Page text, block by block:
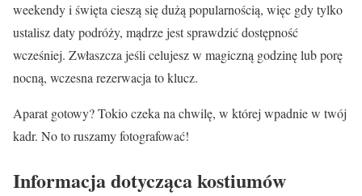
weekendy i święta cieszą się dużą popularnością, więc gdy tylko
ustalisz daty podróży, mądrze jest sprawdzić dostępność
wcześniej. Zwłaszcza jeśli celujesz w magiczną godzinę lub porę
nocną, wczesna rezerwacja to klucz.
Aparat gotowy? Tokio czeka na chwilę, w której wpadnie w twój
kadr. No to ruszamy fotografować!
Informacja dotycząca kostiumów